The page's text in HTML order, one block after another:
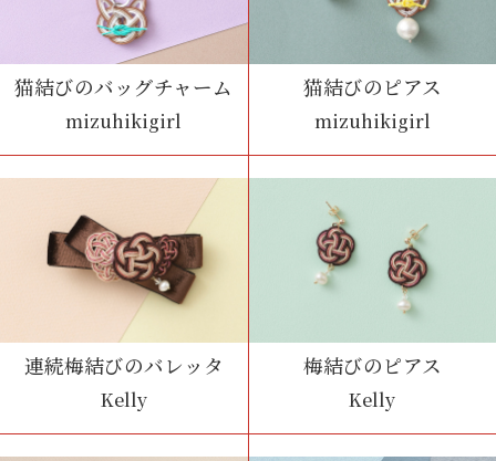
猫結びのバッグチャーム
mizuhikigirl
猫結びのピアス
mizuhikigirl
連続梅結びのバレッタ
Kelly
梅結びのピアス
Kelly